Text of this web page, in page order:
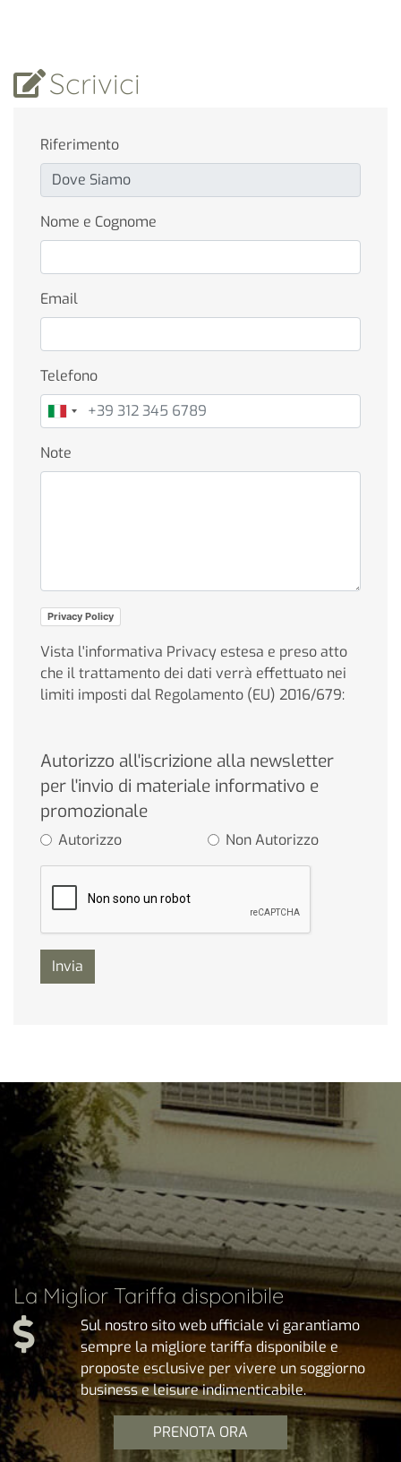
Scrivici
Riferimento
Nome e Cognome
Email
Telefono
Note
Privacy Policy
Vista l'informativa Privacy estesa e preso atto
che il trattamento dei dati verrà effettuato nei
limiti imposti dal Regolamento (EU) 2016/679:
Autorizzo all'iscrizione alla newsletter
per l'invio di materiale informativo e
promozionale
Autorizzo Non Autorizzo
Invia
La Miglior Tariffa disponibile
Sul nostro sito web ufficiale vi garantiamo
sempre la migliore tariffa disponibile e
proposte esclusive per vivere un soggiorno
business e leisure indimenticabile.
PRENOTA ORA